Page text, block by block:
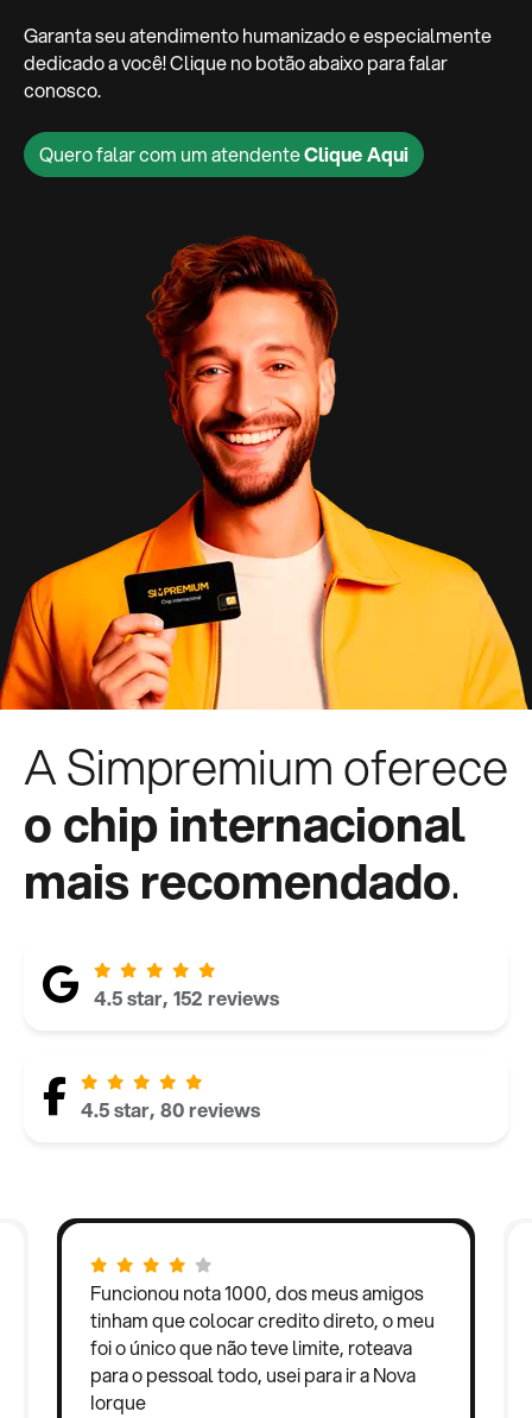
Garanta seu atendimento humanizado e especialmente
dedicado a você! Clique no botão abaixo para falar
conosco.
Quero falar com um atendenteClique Aqui
A Simpremium oferece
o chip internacional
mais recomendado.
4.5 star, 152 reviews
4.5 star, 80 reviews
Funcionou nota 1000, dos meus amigos
tinham que colocar credito direto, o meu
foi o único que não teve limite, roteava
para o pessoal todo, usei para ir a Nova
Iorque